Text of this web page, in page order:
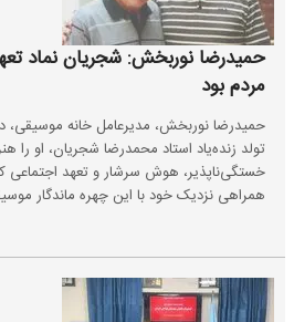
حمیدرضا نوربخش: شجریان نماد
مردم بود
حمیدرضا نوربخش، مدیرعامل خانه موسیقی،
تولد زنده‌یاد استاد محمدرضا شجریان، او را
خستگی‌ناپذیر، هوش سرشار و تعهد اجتماعی
همراهی نزدیک خود با این چهره ماندگار